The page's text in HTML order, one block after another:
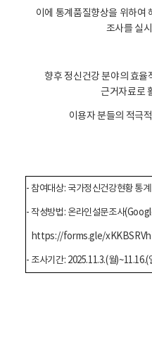
이에 통계품질향상을 위하여
조사를 실
향후 정신건강 분야의 효율
근거자료로
이용자 분들의 적극
- 참여대상: 국가정신건강현황 통
- 작성방법: 온라인설문조사
https://forms.gle/
- 조사기간: 2025.11.3.(월)~11.16.(